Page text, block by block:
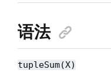
语法
tupleSum(X)